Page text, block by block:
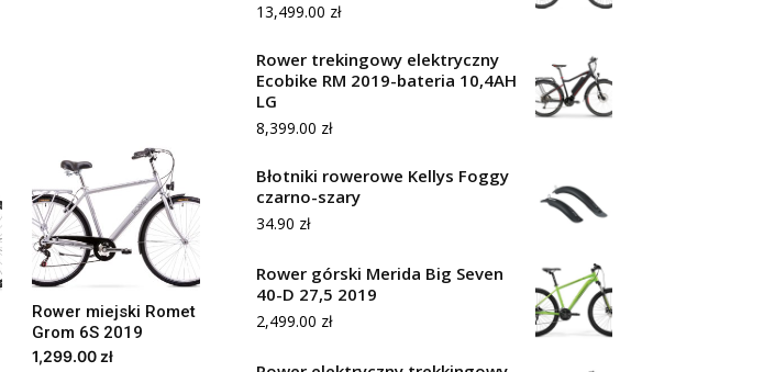
Rower miejski Romet
Grom 6S 2019
1,299.00 zł
13,499.00 zł
Rower trekingowy elektryczny
Ecobike RM 2019-bateria 10,4AH
LG
8,399.00 zł
Błotniki rowerowe Kellys Foggy
czarno-szary
34.90 zł
Rower górski Merida Big Seven
40-D 27,5 2019
2,499.00 zł